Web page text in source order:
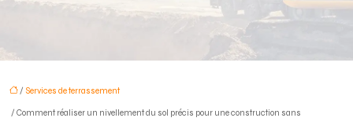
/ Services de terrassement
/ Comment réaliser un nivellement du sol précis pour une construction sans